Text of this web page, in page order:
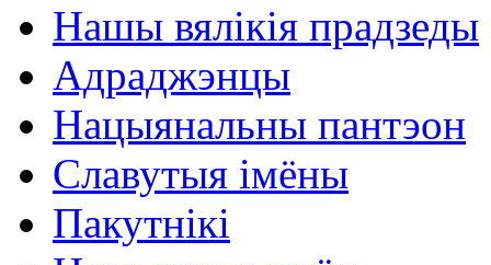
Нашы вялікія прадзеды
Адраджэнцы
Нацыянальны пантэон
Славутыя імёны
Пакутнікі